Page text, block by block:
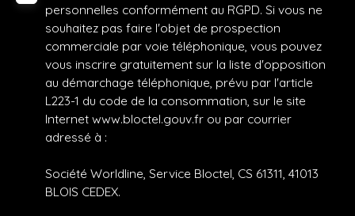
personnelles conformément au RGPD. Si vous ne
souhaitez pas faire l'objet de prospection
commerciale par voie téléphonique, vous pouvez
vous inscrire gratuitement sur la liste d'opposition
au démarchage téléphonique, prévu par l'article
L223-1 du code de la consommation, sur le site
Internet www.bloctel.gouv.fr ou par courrier
adressé à :
Société Worldline, Service Bloctel, CS 61311, 41013
BLOIS CEDEX.